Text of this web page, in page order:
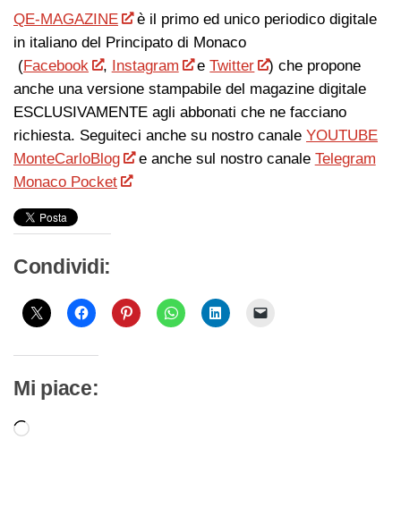
QE-MAGAZINE
è il primo ed unico periodico digitale
in italiano del Principato di Monaco
(Facebook , Instagram eTwitter
) che propone
anche una versione stampabile del magazine digitale
ESCLUSIVAMENTE agli abbonati che ne facciano
richiesta. Seguiteci anche su nostro canale YOUTUBE
MonteCarloBlog
e anche sul nostro canale Telegram
Monaco Pocket
Condividi:
Mi piace:
Caricamento